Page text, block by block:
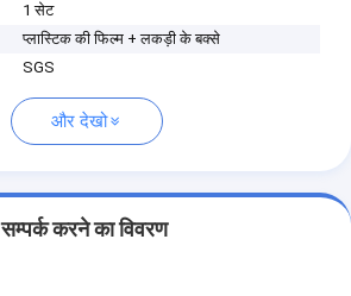
1 सेट
प्लास्टिक की फिल्म + लकड़ी के बक्से
SGS
और देखो
सम्पर्क करने का विवरण